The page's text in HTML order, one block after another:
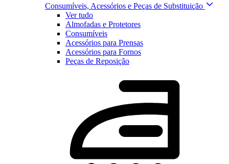
Consumíveis, Acessórios e Peças de Substituição
Ver tudo
Almofadas e Protetores
Consumíveis
Acessórios para Prensas
Acessórios para Fornos
Peças de Reposição